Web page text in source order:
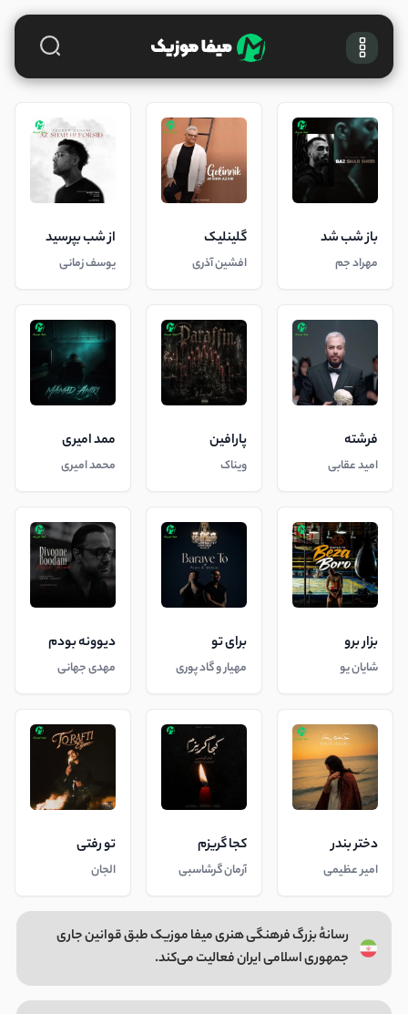
باز شب شد
مهراد جم
گلینلیک
افشین آذری
از شب بپرسید
یوسف زمانی
فرشته
امید عقابی
پارافین
ویناک
ممد امیری
محمد امیری
بزار برو
شایان یو
برای تو
مهیار و گاد پوری
دیوونه بودم
مهدی جهانی
دختر بندر
امیر عظیمی
کجا گریزم
آرمان گرشاسبی
تو رفتی
الجان
رسانهٔ بزرگ فرهنگی هنری میفا موزیک طبق قوانین جاری
جمهوری اسلامی ایران فعالیت می‌کند.